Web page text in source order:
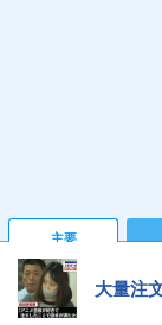
主要
大量注